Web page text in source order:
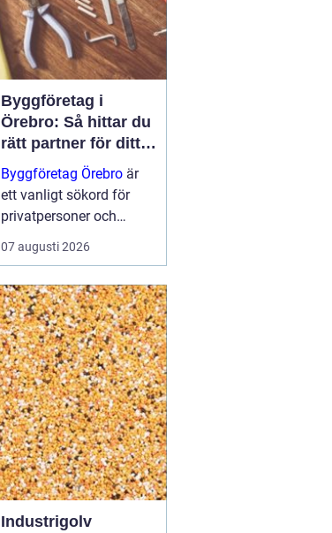
Byggföretag i
Örebro: Så hittar du
rätt partner för ditt
projekt
Byggföretag Örebro är
ett vanligt sökord för
privatpersoner och
företag som planerar att
bygga nytt, renovera eller
huset. Många vill ha en
trygg by...
07 augusti 2026
Industrigolv